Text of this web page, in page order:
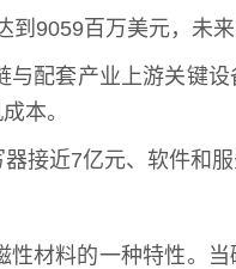
9059百万美元，未
配套产业上游关键
本。
接近7亿元、软件和服
材料的一种特性。